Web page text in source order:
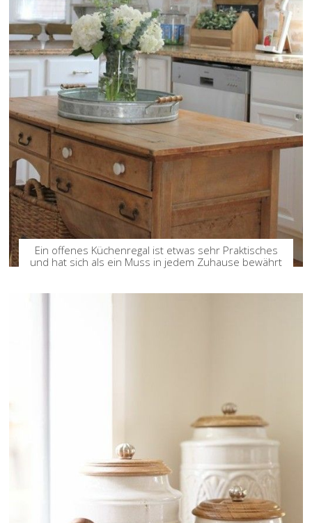
Ein offenes Küchenregal ist etwas sehr Praktisches
und hat sich als ein Muss in jedem Zuhause bewährt